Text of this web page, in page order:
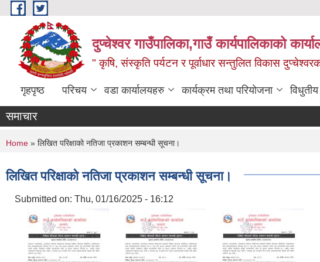
Skip to main content
दुप्चेश्वर गाउँपालिका,गाउँ कार्यपालिकाको
" कृषि, संस्कृति पर्यटन र पूर्वाधार सन्तुलित विकास
गृहपृष्ठ परिचय वडा कार्यालयहरु कार्यक्रम तथा परियोजना
समाचार
You are here
Home » लिखित परिक्षाको नतिजा प्रकाशन सम्बन्धी सूचना।
लिखित परिक्षाको नतिजा प्रकाशन सम्बन्धी सूचना।
Submitted on: Thu, 01/16/2025 - 16:12